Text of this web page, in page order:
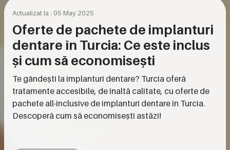
Actualizat la : 05 May 2025
Oferte de pachete de implanturi
dentare în Turcia: Ce este inclus
și cum să economisești
Te gândești la implanturi dentare? Turcia oferă
tratamente accesibile, de înaltă calitate, cu oferte de
pachete all-inclusive de implanturi dentare în Turcia.
Descoperă cum să economisești astăzi!